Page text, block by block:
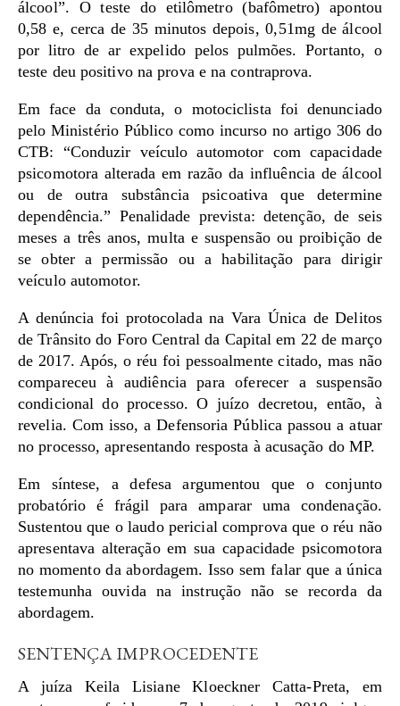
álcool”. O teste do etilômetro (bafômetro) apontou
0,58 e, cerca de 35 minutos depois, 0,51mg de álcool
por litro de ar expelido pelos pulmões. Portanto, o
teste deu positivo na prova e na contraprova.
Em face da conduta, o motociclista foi denunciado
pelo Ministério Público como incurso no artigo 306 do
CTB: “Conduzir veículo automotor com capacidade
psicomotora alterada em razão da influência de álcool
ou de outra substância psicoativa que determine
dependência.” Penalidade prevista: detenção, de seis
meses a três anos, multa e suspensão ou proibição de
se obter a permissão ou a habilitação para dirigir
veículo automotor.
A denúncia foi protocolada na Vara Única de Delitos
de Trânsito do Foro Central da Capital em 22 de março
de 2017. Após, o réu foi pessoalmente citado, mas não
compareceu à audiência para oferecer a suspensão
condicional do processo. O juízo decretou, então, à
revelia. Com isso, a Defensoria Pública passou a atuar
no processo, apresentando resposta à acusação do MP.
Em síntese, a defesa argumentou que o conjunto
probatório é frágil para amparar uma condenação.
Sustentou que o laudo pericial comprova que o réu não
apresentava alteração em sua capacidade psicomotora
no momento da abordagem. Isso sem falar que a única
testemunha ouvida na instrução não se recorda da
abordagem.
SENTENÇA IMPROCEDENTE
A juíza Keila Lisiane Kloeckner Catta-Preta, em